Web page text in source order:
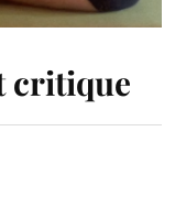
critique